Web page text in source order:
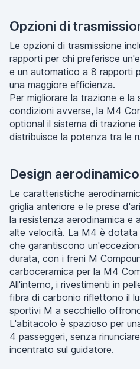
Opzioni di
Le opzioni di trasmissione
rapporti per chi preferisce
e un automatico a 8 rapporti
una maggiore efficienza.
Per migliorare la trazione e
condizioni avverse, la M4
optional il sistema di trazione
distribuisce la potenza tra le
Design
Le caratteristiche
griglia anteriore e le prese
la resistenza aerodinamica e
alte velocità. La M4 è
che garantiscono
durata, con i freni M
carboceramica per la M4
All'interno, i rivestimenti in
fibra di carbonio riflettono il
sportivi M a secchiello
L'abitacolo è spazioso per
4 passeggeri, senza
incentrato sul guidatore.